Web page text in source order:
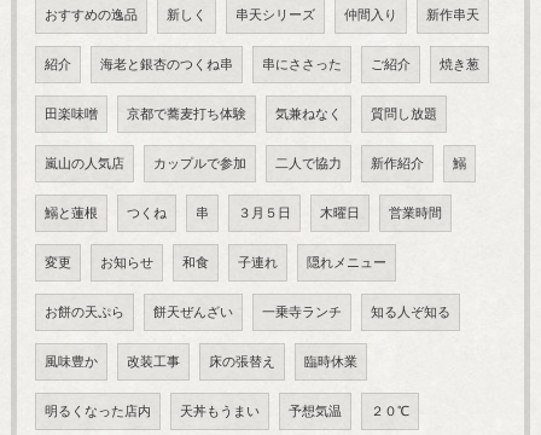
おすすめの逸品 新しく 串天シリーズ 仲間入り 新作串天
紹介 海老と銀杏のつくね串 串にささった ご紹介 焼き葱
田楽味噌 京都で蕎麦打ち体験 気兼ねなく 質問し放題
嵐山の人気店 カップルで参加 二人で協力 新作紹介 鰯
鰯と蓮根 つくね 串 ３月５日 木曜日 営業時間
変更 お知らせ 和食 子連れ 隠れメニュー
お餅の天ぷら 餅天ぜんざい 一乗寺ランチ 知る人ぞ知る
風味豊か 改装工事 床の張替え 臨時休業
明るくなった店内 天丼もうまい 予想気温 ２０℃